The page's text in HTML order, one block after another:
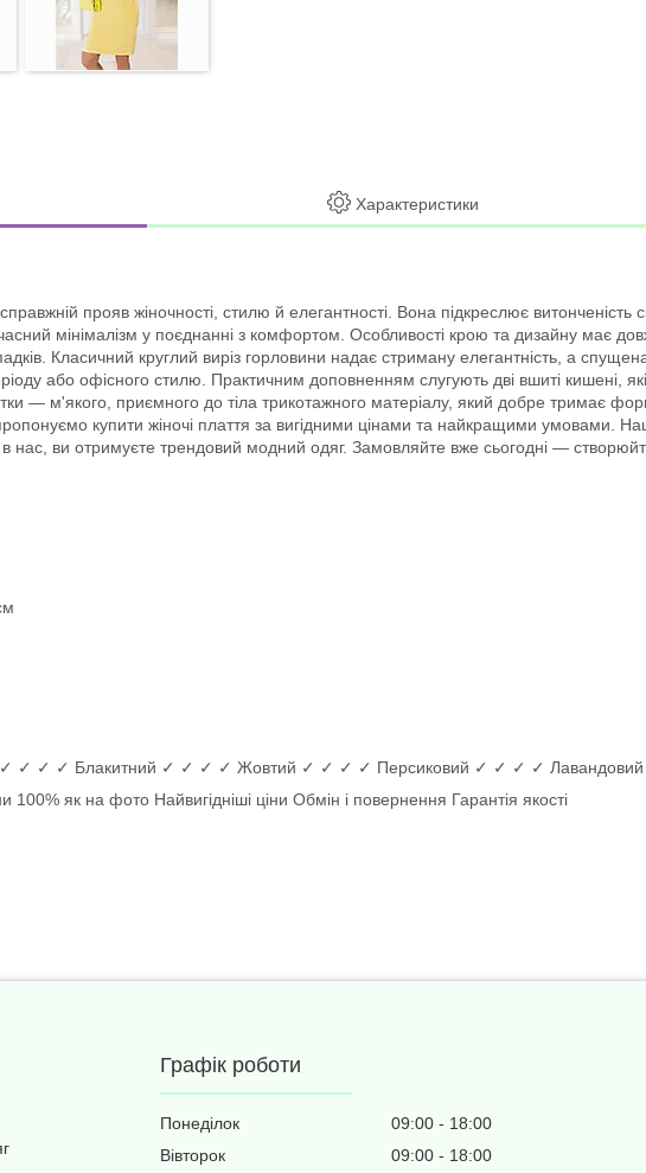
Характеристики
прояв жіночності, стилю й елегантності. Вона підкреслює
мінімалізм у поєднанні з комфортом. Особливості крою та дизайну має
Класичний круглий виріз горловини надає стриману елегантність, а
або офісного стилю. Практичним доповненням слугують дві вшиті кишені,
— м'якого, приємного до тіла трикотажного матеріалу, який добре тримає
купити жіночі плаття за вигідними цінами та найкращими умовами.
нас, ви отримуєте трендовий модний одяг. Замовляйте вже сьогодні —
✓ ✓ ✓ ✓ Блакитний ✓ ✓ ✓ ✓ Жовтий ✓ ✓ ✓ ✓ Персиковий ✓ ✓ ✓ ✓
100% як на фото Найвигідніші ціни Обмін і повернення Гарантія якості
Графік роботи
Понеділок 09:00
18:00
Вівторок
09:00
18:00